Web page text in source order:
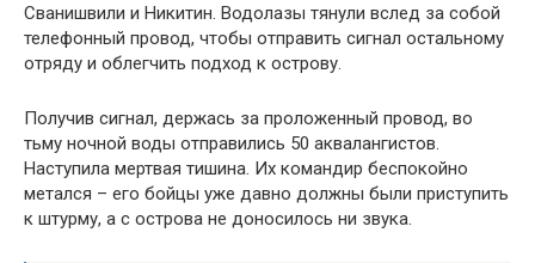
Сванишвили и Никитин. Водолазы тянули вслед за собой
телефонный провод, чтобы отправить сигнал остальному
отряду и облегчить подход к острову.
Получив сигнал, держась за проложенный провод, во
тьму ночной воды отправились 50 аквалангистов.
Наступила мертвая тишина. Их командир беспокойно
метался – его бойцы уже давно должны были приступить
к штурму, а с острова не доносилось ни звука.